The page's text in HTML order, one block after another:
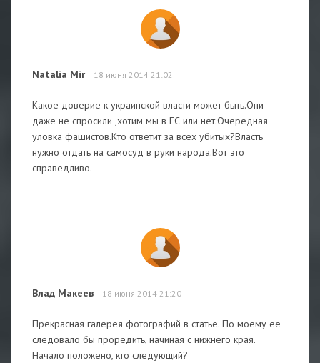
Natalia Mir 18 июня 2014 21:02
Какое доверие к украинской власти может быть.Они
даже не спросили ,хотим мы в ЕС или нет.Очередная
уловка фашистов.Кто ответит за всех убитых?Власть
нужно отдать на самосуд в руки народа.Вот это
справедливо.
Влад Макеев 18 июня 2014 21:20
Прекрасная галерея фотографий в статье. По моему ее
следовало бы проредить, начиная с нижнего края.
Начало положено, кто следующий?